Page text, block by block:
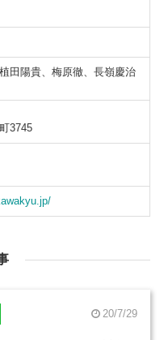
田陽貴、梅原徹、長嶺慶治
3745
20/7/29